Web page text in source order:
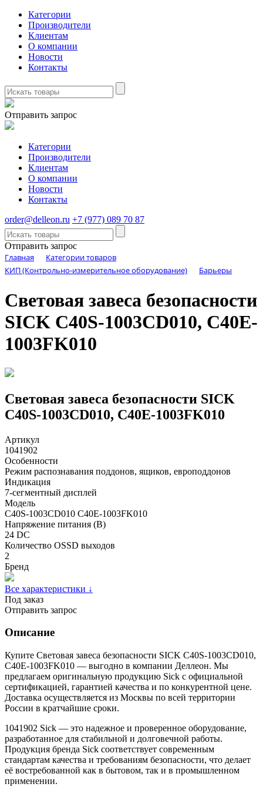
Категории
Производители
Клиентам
О компании
Новости
Контакты
Отправить запрос
Категории
Производители
Клиентам
О компании
Новости
Контакты
order@delleon.ru +7 (977) 089 70 87
Отправить запрос
Главная
Категории товаров
КИП (Контрольно-измерительное оборудование)
Барьеры
Световая завеса безопасности
SICK C40S-1003CD010, C40E-
1003FK010
Световая завеса безопасности SICK
C40S-1003CD010, C40E-1003FK010
Артикул
1041902
Особенности
Режим распознавания поддонов, ящиков, европоддонов
Индикация
7-сегментный дисплей
Модель
C40S-1003CD010 C40E-1003FK010
Напряжение питания (В)
24 DC
Количество OSSD выходов
2
Бренд
Все характеристики ↓
Под заказ
Отправить запрос
Описание
Купите Световая завеса безопасности SICK C40S-1003CD010,
C40E-1003FK010 — выгодно в компании Деллеон. Мы
предлагаем оригинальную продукцию Sick с официальной
сертификацией, гарантией качества и по конкурентной цене.
Доставка осуществляется из Москвы по всей территории
России в кратчайшие сроки.
1041902 Sick — это надежное и проверенное оборудование,
разработанное для стабильной и долговечной работы.
Продукция бренда Sick соответствует современным
стандартам качества и требованиям безопасности, что делает
её востребованной как в бытовом, так и в промышленном
применении.